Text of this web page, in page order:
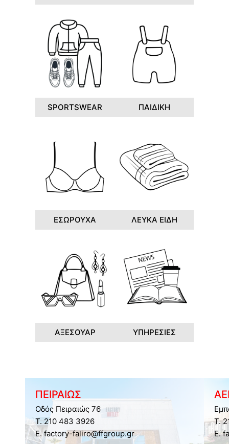
SPORTSWEAR ΠΑΙΔΙΚΗ
ΕΣΩΡΟΥΧΑ ΛΕΥΚΑ ΕΙΔΗ
ΑΞΕΣΟΥΑΡ ΥΠΗΡΕΣΙΕΣ
ΠΕΙΡΑΙΩΣ
Οδός Πειραιώς 76
Τ. 210 483 3926
E. factory-faliro@ffgroup.gr
Τ.
E.